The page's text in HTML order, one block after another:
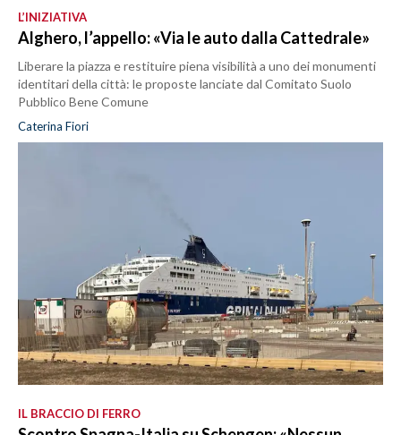
L’INIZIATIVA
Alghero, l’appello: «Via le auto dalla Cattedrale»
Liberare la piazza e restituire piena visibilità a uno dei monumenti
identitari della città: le proposte lanciate dal Comitato Suolo
Pubblico Bene Comune
Caterina Fiori
IL BRACCIO DI FERRO